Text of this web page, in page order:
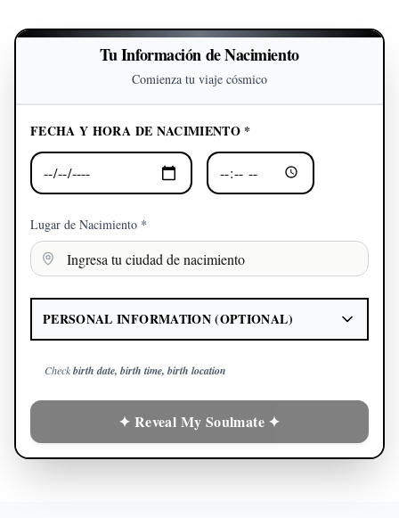
Tu Información de Nacimiento
Comienza tu viaje cósmico
FECHA Y HORA DE NACIMIENTO *
Lugar de Nacimiento *
PERSONAL INFORMATION (OPTIONAL)
Checkbirth date, birth time, birth location
✦ Reveal My Soulmate ✦